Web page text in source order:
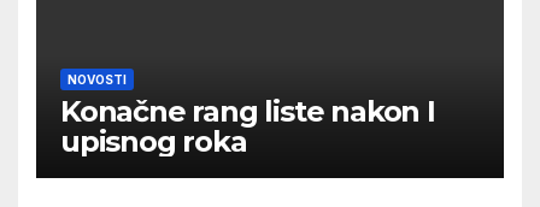
NOVOSTI
Konačne rang liste nakon I
upisnog roka